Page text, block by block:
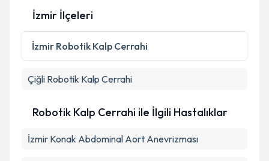
Kişisel verilerimin işlenmesine ilişkinAydınlatma
Metni
'ni okudum ve kişisel verilerimin belirtilen
kapsamda işlenmesini kabul ediyorum.
İzmir İlçeleri
İzmir Robotik Kalp Cerrahi
Çiğli Robotik Kalp Cerrahi
Robotik Kalp Cerrahi ile İlgili Hastalıklar
İzmir Konak Abdominal Aort Anevrizması